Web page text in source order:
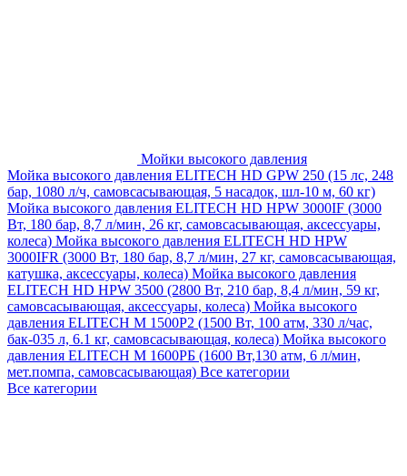
Мойки высокого давления
Мойка высокого давления ELITECH HD GPW 250 (15 лс, 248
бар, 1080 л/ч, самовсасывающая, 5 насадок, шл-10 м, 60 кг)
Мойка высокого давления ELITECH HD HPW 3000IF (3000
Вт, 180 бар, 8,7 л/мин, 26 кг, самовсасывающая, аксессуары,
колеса) Мойка высокого давления ELITECH HD HPW
3000IFR (3000 Вт, 180 бар, 8,7 л/мин, 27 кг, самовсасывающая,
катушка, аксессуары, колеса) Мойка высокого давления
ELITECH HD HPW 3500 (2800 Вт, 210 бар, 8,4 л/мин, 59 кг,
самовсасывающая, аксессуары, колеса) Мойка высокого
давления ELITECH M 1500P2 (1500 Вт, 100 атм, 330 л/час,
бак-035 л, 6.1 кг, самовсасывающая, колеса) Мойка высокого
давления ELITECH М 1600РБ (1600 Вт,130 атм, 6 л/мин,
мет.помпа, самовсасывающая) Все категории
Все категории